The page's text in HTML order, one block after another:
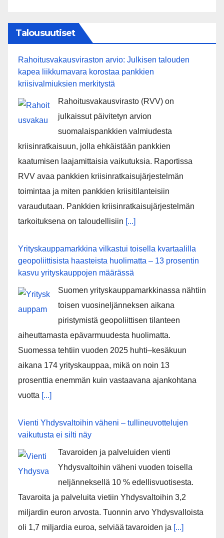
Talousuutiset
Rahoitusvakausviraston arvio: Julkisen talouden
kapea liikkumavara korostaa pankkien
kriisivalmiuksien merkitystä
Rahoitusvakausvirasto (RVV) on
julkaissut päivitetyn arvion
suomalaispankkien valmiudesta
kriisinratkaisuun, jolla ehkäistään pankkien
kaatumisen laajamittaisia vaikutuksia. Raportissa
RVV avaa pankkien kriisinratkaisujärjestelmän
toimintaa ja miten pankkien kriisitilanteisiin
varaudutaan. Pankkien kriisinratkaisujärjestelmän
tarkoituksena on taloudellisiin [...]
Yrityskauppamarkkina vilkastui toisella kvartaalilla
geopoliittisista haasteista huolimatta – 13 prosentin
kasvu yrityskauppojen määrässä
Suomen yrityskauppamarkkinassa nähtiin
toisen vuosineljänneksen aikana
piristymistä geopoliittisen tilanteen
aiheuttamasta epävarmuudesta huolimatta.
Suomessa tehtiin vuoden 2025 huhti–kesäkuun
aikana 174 yrityskauppaa, mikä on noin 13
prosenttia enemmän kuin vastaavana ajankohtana
vuotta [...]
Vienti Yhdysvaltoihin väheni – tullineuvottelujen
vaikutusta ei silti näy
Tavaroiden ja palveluiden vienti
Yhdysvaltoihin väheni vuoden toisella
neljänneksellä 10 % edellisvuotisesta.
Tavaroita ja palveluita vietiin Yhdysvaltoihin 3,2
miljardin euron arvosta. Tuonnin arvo Yhdysvalloista
oli 1,7 miljardia euroa, selviää tavaroiden ja [...]